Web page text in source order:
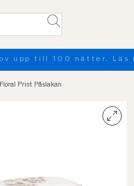
100 nätter. Läs mer
Print Påslakan